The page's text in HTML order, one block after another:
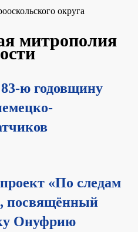
округа
ю годовщину
«По следам
посвящённый
Онуфрию